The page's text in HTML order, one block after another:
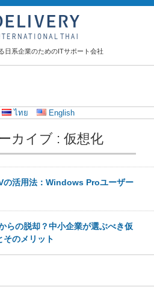
日系企業のためのITサポート会社
ไทย English
カイブ : 仮想化
の活用法：Windows Proユーザー
らの脱却？中小企業が選ぶべき仮
そのメリット